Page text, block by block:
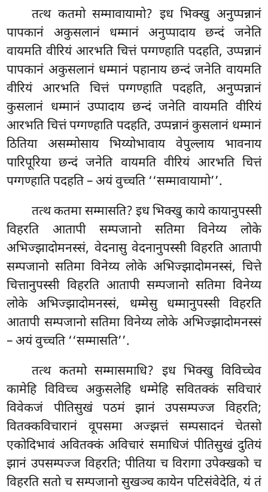
तत्थ कतमो सम्मावायामो? इध भिक्खु अनुप्पन्नानं
पापकानं अकुसलानं धम्मानं अनुप्पादाय छन्दं जनेति
वायमति वीरियं आरभति चित्तं पग्गण्हाति पदहति, उप्पन्नानं
पापकानं अकुसलानं धम्मानं पहानाय छन्दं जनेति वायमति
वीरियं आरभति चित्तं पग्गण्हाति पदहति, अनुप्पन्नानं
कुसलानं धम्मानं उप्पादाय छन्दं जनेति वायमति वीरियं
आरभति चित्तं पग्गण्हाति पदहति, उप्पन्नानं कुसलानं धम्मानं
ठितिया असम्मोसाय भिय्योभावाय वेपुल्लाय भावनाय
पारिपूरिया छन्दं जनेति वायमति वीरियं आरभति चित्तं
पग्गण्हाति पदहति – अयं वुच्चति ‘‘सम्मावायामो’’.
तत्थकतमा सम्मासति? इध भिक्खु काये कायानुपस्सी
विहरति आतापी सम्पजानो सतिमा विनेय्य लोके
अभिज्झादोमनस्सं, वेदनासु वेदनानुपस्सी विहरति आतापी
सम्पजानो सतिमा विनेय्य लोके अभिज्झादोमनस्सं, चित्ते
चित्तानुपस्सी विहरति आतापी सम्पजानो सतिमा विनेय्य
लोके अभिज्झादोमनस्सं, धम्मेसु धम्मानुपस्सी विहरति
आतापी सम्पजानो सतिमा विनेय्य लोके अभिज्झादोमनस्सं
– अयं वुच्चति ‘‘सम्मासति’’.
तत्थ कतमो सम्मासमाधि? इध भिक्खु विविच्चेव
कामेहि विविच्च अकुसलेहि धम्मेहि सवितक्कं सविचारं
विवेकजं पीतिसुखं पठमं झानं उपसम्पज्ज विहरति;
वितक्कविचारानं वूपसमा अज्झत्तं सम्पसादनं चेतसो
एकोदिभावं अवितक्कं अविचारं समाधिजं पीतिसुखं दुतियं
झानं उपसम्पज्ज विहरति; पीतिया च विरागा उपेक्खको च
विहरति सतो च सम्पजानो सुखञ्च कायेन पटिसंवेदेति, यं तं